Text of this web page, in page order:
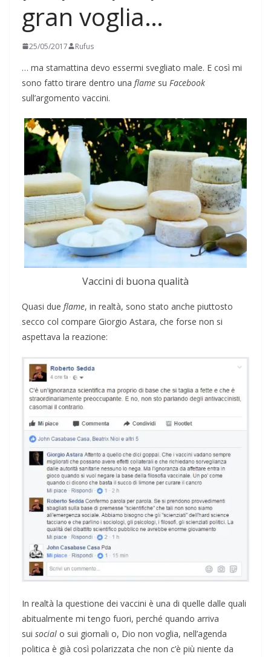
gran voglia…
25/05/2017 Rufus
… ma stamattina devo essermi svegliato male. E così mi
sono fatto tirare dentro una flame su Facebook
sull’argomento vaccini.
Vaccini di buona qualità
Quasi due flame, in realtà, sono stato anche piuttosto
secco col compare Giorgio Astara, che forse non si
aspettava la reazione:
In realtà la questione dei vaccini è una di quelle dalle quali
abitualmente mi tengo fuori, perché quando arriva
sui social o sui giornali o, Dio non voglia, nell’agenda
politica è già così polarizzata che non c’è più niente da